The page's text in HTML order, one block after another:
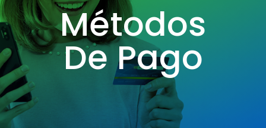
Métodos
De Pago